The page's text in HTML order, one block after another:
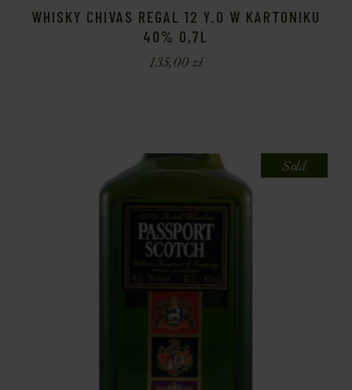
WHISKY CHIVAS REGAL 12 Y.O W KARTONIKU
40% 0,7L
135,00zł
Sold